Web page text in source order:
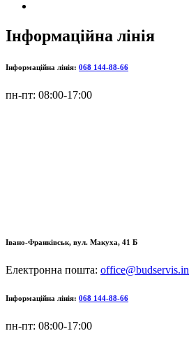
Інформаційна лінія
Інформаційна лінія: 068 144-88-66
пн-пт: 08:00-17:00
Івано-Франківськ, вул. Макуха, 41 Б
Електронна пошта: office@budservis.in
Інформаційна лінія: 068 144-88-66
пн-пт: 08:00-17:00